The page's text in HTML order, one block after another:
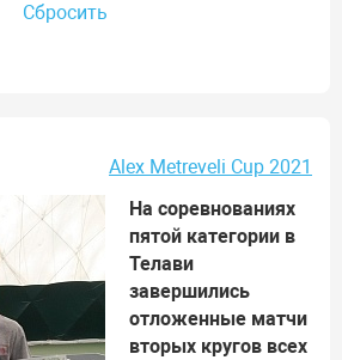
Сбросить
Alex Metreveli Cup 2021
На соревнованиях
пятой категории в
Телави
завершились
отложенные матчи
вторых кругов всех